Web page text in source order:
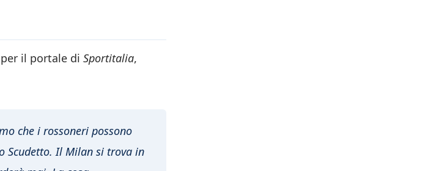
il portale di Sportitalia,
che i rossoneri possono
Scudetto. Il Milan si trova in